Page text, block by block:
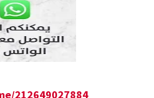
212649027884